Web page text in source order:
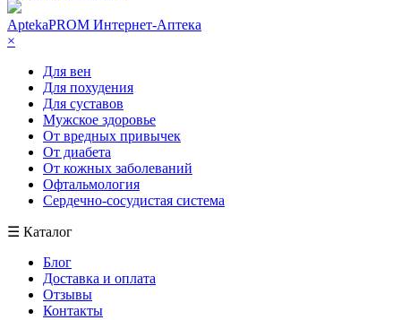
AptekaPROM Интернет-Аптека
×
Для вен
Для похудения
Для суставов
Мужское здоровье
От вредных привычек
От диабета
От кожных заболеваний
Офтальмология
Сердечно-сосудистая система
☰ Каталог
Блог
Доставка и оплата
Отзывы
Контакты